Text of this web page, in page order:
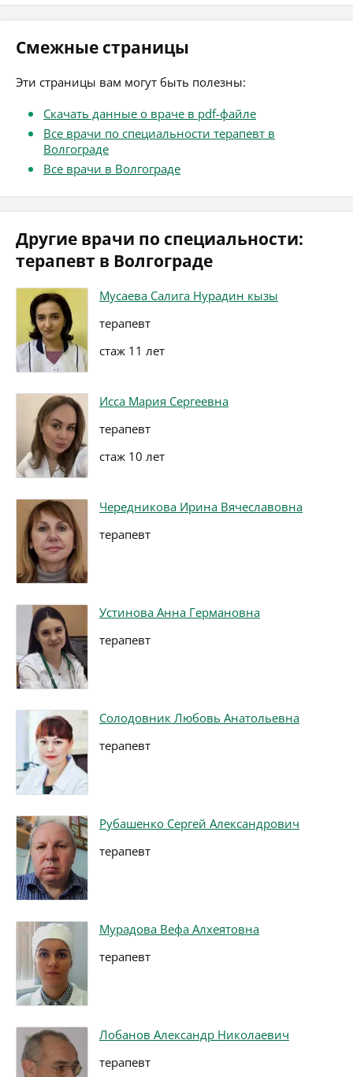
Смежные страницы
Эти страницы вам могут быть полезны:
Скачать данные о враче в pdf-файле
Все врачи по специальности терапевт в
Волгограде
Все врачи в Волгограде
Другие врачи по специальности:
терапевт в Волгограде
Мусаева Салига Нурадин кызы
терапевт
стаж 11 лет
Исса Мария Сергеевна
терапевт
стаж 10 лет
Чередникова Ирина Вячеславовна
терапевт
Устинова Анна Германовна
терапевт
Солодовник Любовь Анатольевна
терапевт
Рубашенко Сергей Александрович
терапевт
Мурадова Вефа Алхеятовна
терапевт
Лобанов Александр Николаевич
терапевт